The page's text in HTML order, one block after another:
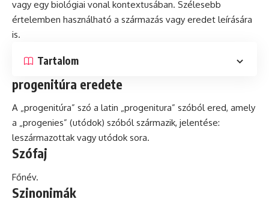
vagy egy biológiai vonal kontextusában. Szélesebb
értelemben használható a származás vagy eredet leírására
is.
Tartalom
progenitúra eredete
A „progenitúra” szó a latin „progenitura” szóból ered, amely
a „progenies” (utódok) szóból származik, jelentése:
leszármazottak vagy utódok sora.
Szófaj
Főnév.
Szinonimák